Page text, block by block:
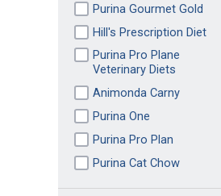
Purina Gourmet Gold
Hill's Prescription Diet
Purina Pro Plane
Veterinary Diets
Animonda Carny
Purina One
Purina Pro Plan
Purina Cat Chow